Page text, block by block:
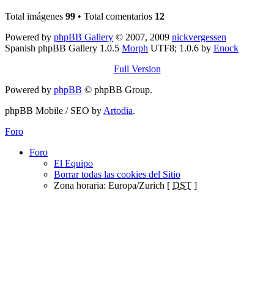
Total imágenes 99 • Total comentarios 12
Powered by phpBB Gallery © 2007, 2009 nickvergessen
Spanish phpBB Gallery 1.0.5 Morph UTF8; 1.0.6 by Enock
Full Version
Powered by phpBB © phpBB Group.
phpBB Mobile / SEO by Artodia.
Foro
Foro
El Equipo
Borrar todas las cookies del Sitio
Zona horaria: Europa/Zurich [ DST ]